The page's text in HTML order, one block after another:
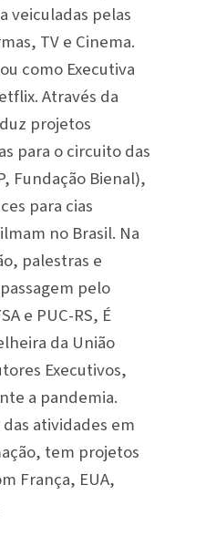
veiculadas pelas
TV e Cinema.
como Executiva
Através da
projetos
para o circuito das
Fundação Bienal),
para cias
no Brasil. Na
palestras e
pelo
e PUC-RS, É
da União
Executivos,
a pandemia.
atividades em
tem projetos
França, EUA,